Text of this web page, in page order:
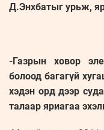
Д.Энхбатыг урьж,
-Газрын ховор
болоод багагүй
хэдэн орд дээр
талаар яриагаа